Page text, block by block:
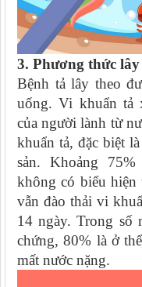
3. Phương thức
Bệnh tả lây theo
uống. Vi khuẩn tả
của người lành từ
khuẩn tả, đặc biệt
sản. Khoảng
không có biểu hiện
vẫn đào thải vi
14 ngày. Trong số
chứng, 80% là ở
mất nước nặng.